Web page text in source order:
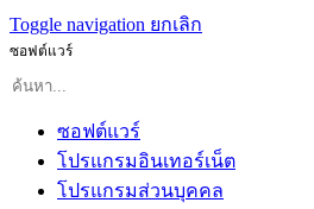
Toggle navigation ยกเลิก
ซอฟต์แวร์
ซอฟต์แวร์
โปรแกรมอินเทอร์เน็ต
โปรแกรมส่วนบุคคล